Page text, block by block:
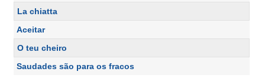
La chiatta
Aceitar
O teu cheiro
Saudades são para os fracos